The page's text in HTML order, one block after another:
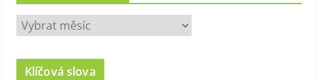
A
r
c
Klíčová slova